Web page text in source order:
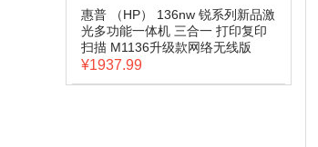
惠普 （HP） 136nw 锐系列新品激
光多功能一体机 三合一 打印复印
扫描 M1136升级款网络无线版
¥1937.99